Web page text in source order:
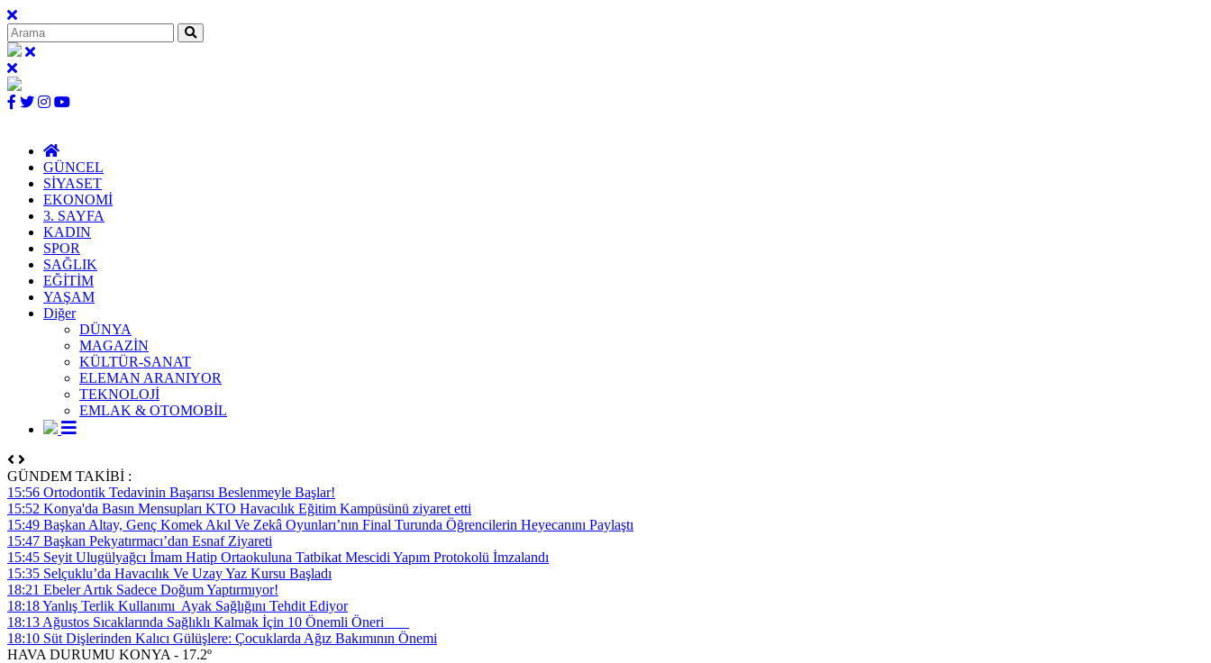
GÜNCEL
SİYASET
EKONOMİ
3. SAYFA
KADIN
SPOR
SAĞLIK
EĞİTİM
YAŞAM
Diğer
DÜNYA
MAGAZİN
KÜLTÜR-SANAT
ELEMAN ARANIYOR
TEKNOLOJİ
EMLAK & OTOMOBİL
GÜNDEM TAKİBİ :
15:56 Ortodontik Tedavinin Başarısı Beslenmeyle Başlar!
15:52 Konya'da Basın Mensupları KTO Havacılık Eğitim Kampüsünü ziyaret etti
15:49 Başkan Altay, Genç Komek Akıl Ve Zekâ Oyunları’nın Final Turunda Öğrencilerin Heyecanını Paylaştı
15:47 Başkan Pekyatırmacı’dan Esnaf Ziyareti
15:45 Seyit Ulugülyağcı İmam Hatip Ortaokuluna Tatbikat Mescidi Yapım Protokolü İmzalandı
15:35 Selçuklu’da Havacılık Ve Uzay Yaz Kursu Başladı
18:21 Ebeler Artık Sadece Doğum Yaptırmıyor!
18:18 Yanlış Terlik Kullanımı Ayak Sağlığını Tehdit Ediyor
18:13 Ağustos Sıcaklarında Sağlıklı Kalmak İçin 10 Önemli Öneri
18:10 Süt Dişlerinden Kalıcı Gülüşlere: Çocuklarda Ağız Bakımının Önemi
HAVA DURUMU KONYA - 17.2º